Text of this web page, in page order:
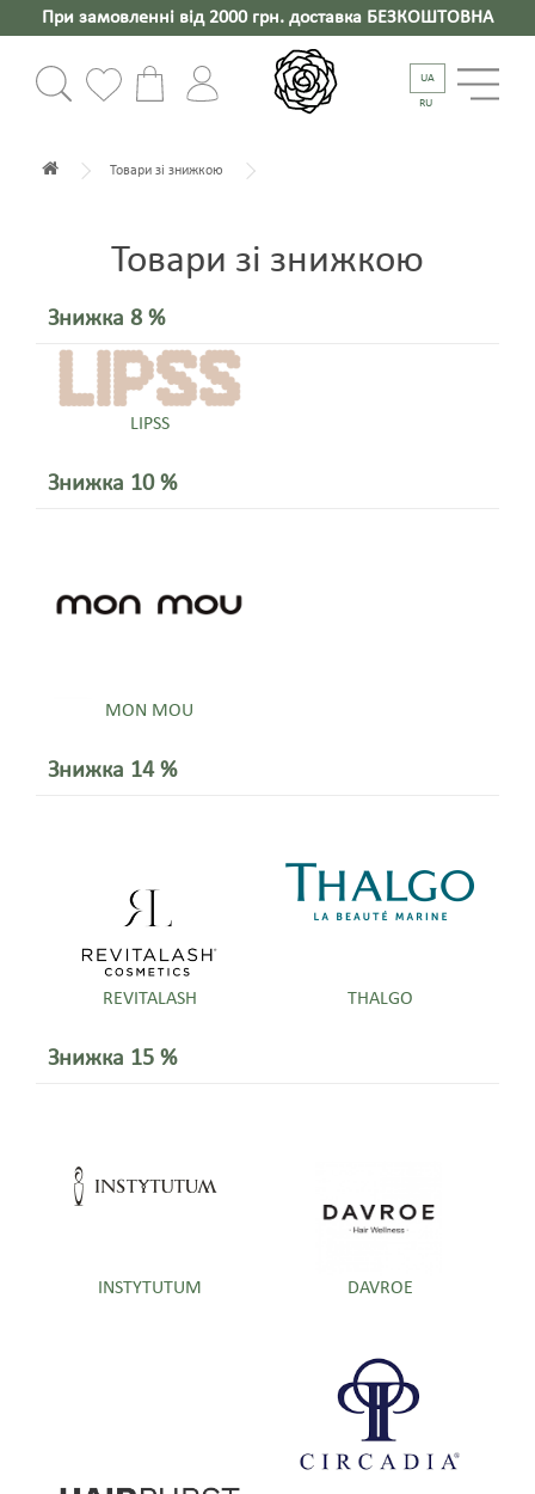
При замовленні від 2000 грн. доставка БЕЗКОШТОВНА
UA
RU
Товари зі знижкою
Товари зі знижкою
Знижка 8 %
LIPSS
Знижка 10 %
MON MOU
Знижка 14 %
REVITALASH THALGO
Знижка 15 %
INSTYTUTUM DAVROE